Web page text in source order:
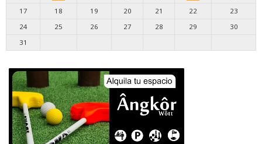
17
18 19 20 21 22
23
24
25 26 27 28 29
30
31